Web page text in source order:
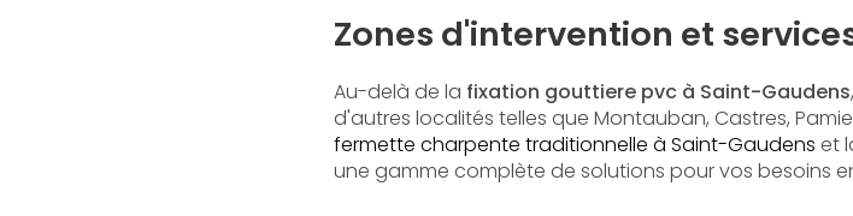
Zones d'intervention et
Au-delà de la fixation gouttiere pvc à Saint-Gaudens
d'autres localités telles que Montauban, Castres,
fermette charpente traditionnelle à Saint-Gaudens et
une gamme complète de solutions pour vos besoins